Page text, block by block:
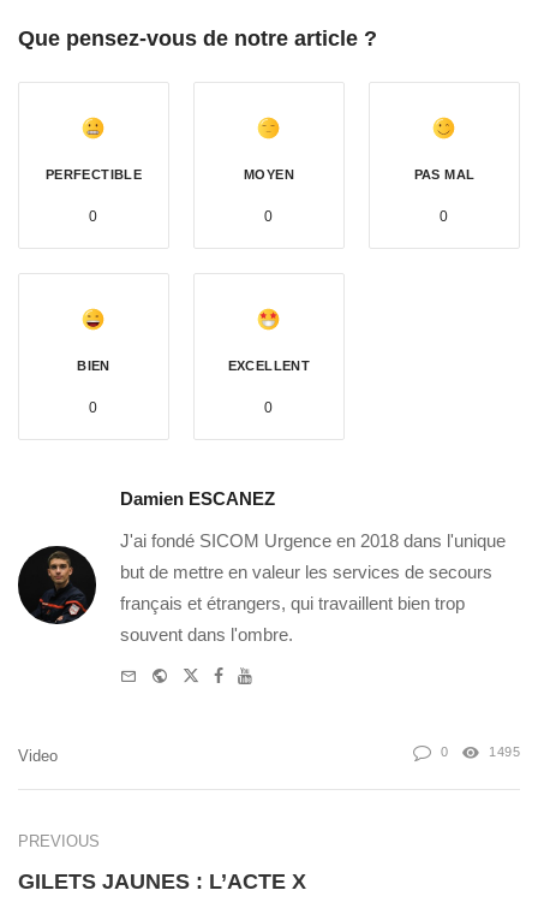
Que pensez-vous de notre article ?
PERFECTIBLE
0
MOYEN
0
PAS MAL
0
BIEN
0
EXCELLENT
0
Damien ESCANEZ
J'ai fondé SICOM Urgence en 2018 dans l'unique
but de mettre en valeur les services de secours
français et étrangers, qui travaillent bien trop
souvent dans l'ombre.
WebsiteTwitter
Facebook
Youtube
Video 0 1495
PREVIOUS
GILETS JAUNES : L’ACTE X